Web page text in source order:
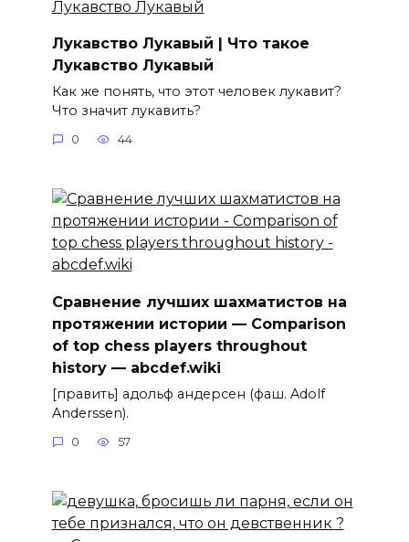
Лукавство Лукавый | Что такое
Лукавство Лукавый
Как же понять, что этот человек лукавит?
Что значит лукавить?
0 44
Сравнение лучших шахматистов на
протяжении истории — Comparison
of top chess players throughout
history — abcdef.wiki
[править] адольф андерсен (фаш. Adolf
Anderssen).
0 57